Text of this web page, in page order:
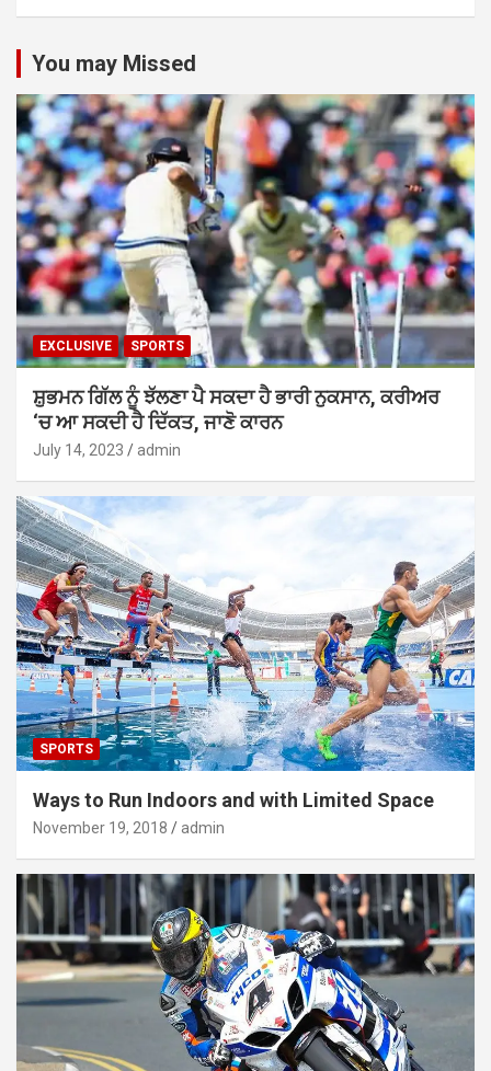
You may Missed
EXCLUSIVE SPORTS
ਸ਼ੁਭਮਨ ਗਿੱਲ ਨੂੰ ਝੱਲਣਾ ਪੈ ਸਕਦਾ ਹੈ ਭਾਰੀ ਨੁਕਸਾਨ, ਕਰੀਅਰ
‘ਚ ਆ ਸਕਦੀ ਹੈ ਦਿੱਕਤ, ਜਾਣੋ ਕਾਰਨ
July 14, 2023 admin
SPORTS
Ways to Run Indoors and with Limited Space
November 19, 2018 admin